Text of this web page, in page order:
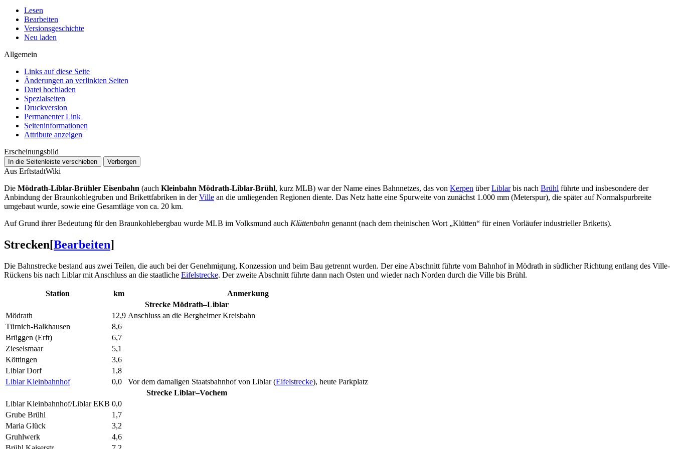
Lesen
Bearbeiten
Versionsgeschichte
Neu laden
Allgemein
Links auf diese Seite
Änderungen an verlinkten Seiten
Datei hochladen
Spezialseiten
Druckversion
Permanenter Link
Seiten­­informationen
Attribute anzeigen
Erscheinungsbild
In die Seitenleiste verschieben Verbergen
Aus ErftstadtWiki
Die Mödrath-Liblar-Brühler Eisenbahn (auch Kleinbahn Mödrath-Liblar-Brühl, kurz MLB) war der Name eines Bahnnetzes, das von Kerpen überLiblarbis nach Brühl führte und insbesondere der
Anbindung der Braunkohlegruben und Brikettfabriken in derVille an die umliegenden Regionen diente. Das Netz hatte eine Spurweite von zunächst 1.000 mm (Meterspur), die später auf Normalspurbreite
umgebaut wurde, sowie eine Gesamtläge von ca. 20 km.
Auf Grund ihrer Bedeutung für den Braunkohlebergbau wurde MLB im Volksmund auch Klüttenbahn genannt (nach dem rheinischen Wort „Klütten“ für einen Vorläufer industrieller Briketts).
Strecken[Bearbeiten]
Die Bahnstrecke bestand aus zwei Teilen, die auch bei der Genehmigung, Konzession und beim Bau getrennt wurden. Der eine Abschnitt führte vom Bahnhof in Mödrath in südlicher Richtung entlang des Ville-
Rückens bis nach Liblar mit Anschluss an die staatliche Eifelstrecke. Der zweite Abschnitt führte dann nach Osten und wieder nach Norden durch die Ville bis Brühl.
Station km
Anmerkung
Strecke Mödrath–Liblar
Mödrath
12,9 Anschluss an die Bergheimer Kreisbahn
Türnich-Balkhausen
8,6
Brüggen (Erft)
6,7
Zieselsmaar
5,1
Köttingen
3,6
Liblar Dorf
1,8
Liblar Kleinbahnhof
0,0 Vor dem damaligen Staatsbahnhof von Liblar (Eifelstrecke), heute Parkplatz
Strecke Liblar–Vochem
Liblar Kleinbahnhof/Liblar EKB 0,0
Grube Brühl
1,7
Maria Glück
3,2
Gruhlwerk
4,6